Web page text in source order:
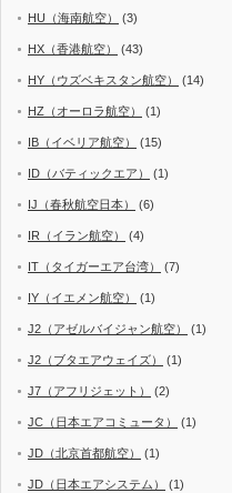
HU（海南航空） (3)
HX（香港航空） (43)
HY（ウズベキスタン航空） (14)
HZ（オーロラ航空） (1)
IB（イベリア航空） (15)
ID（バティックエア） (1)
IJ（春秋航空日本） (6)
IR（イラン航空） (4)
IT（タイガーエア台湾） (7)
IY（イエメン航空） (1)
J2（アゼルバイジャン航空） (1)
J2（ブタエアウェイズ） (1)
J7（アフリジェット） (2)
JC（日本エアコミュータ） (1)
JD（北京首都航空） (1)
JD（日本エアシステム） (1)